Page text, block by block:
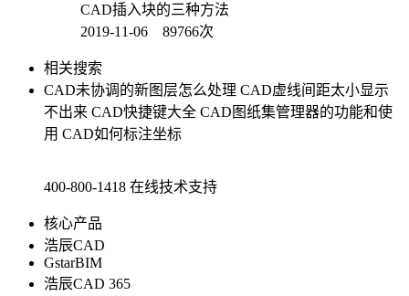
CAD插入块的三种方法
2019-11-06 89766次
相关搜索
CAD未协调的新图层怎么处理 CAD虚线间距太小显示
不出来 CAD快捷键大全 CAD图纸集管理器的功能和使
用 CAD如何标注坐标
400-800-1418 在线技术支持
核心产品
浩辰CAD
GstarBIM
浩辰CAD 365